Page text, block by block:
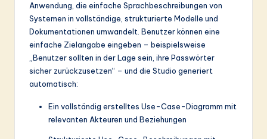
Anwendung, die einfache Sprachbeschreibungen von
Systemen in vollständige, strukturierte Modelle und
Dokumentationen umwandelt. Benutzer können eine
einfache Zielangabe eingeben – beispielsweise
„Benutzer sollten in der Lage sein, ihre Passwörter
sicher zurückzusetzen“ – und die Studio generiert
automatisch:
Ein vollständig erstelltes Use-Case-Diagramm mit
relevanten Akteuren und Beziehungen